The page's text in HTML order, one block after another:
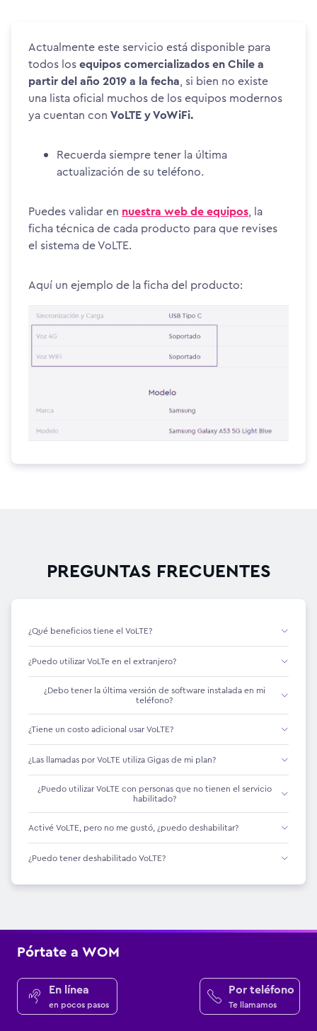
Actualmente este servicio está disponible para
todos losequipos comercializados en Chile a
partir del año 2019 a la fecha, si bien no existe
una lista oficial muchos de los equipos modernos
ya cuentan con VoLTE y VoWiFi.
Recuerda siempre tener la última
actualización de su teléfono.
Puedes validar en nuestra web de equipos, la
ficha técnica de cada producto para que revises
el sistema de VoLTE.
Aquí un ejemplo de la ficha del producto:
PREGUNTAS FRECUENTES
¿Qué beneficios tiene el VoLTE?
¿Puedo utilizar VoLTe en el extranjero?
¿Debo tener la última versión de software instalada en mi
teléfono?
¿Tiene un costo adicional usar VoLTE?
¿Las llamadas por VoLTE utiliza Gigas de mi plan?
¿Puedo utilizar VoLTE con personas que no tienen el servicio
habilitado?
Activé VoLTE, pero no me gustó, ¿puedo deshabilitar?
¿Puedo tener deshabilitado VoLTE?
Pórtate a WOM
En línea
en pocos pasos
Por teléfono
Te llamamos